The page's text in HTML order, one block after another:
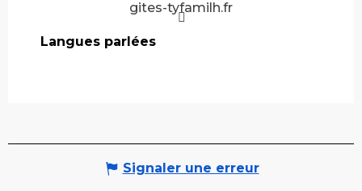
gites-tyfamilh.fr
Langues parlées
Langues parlées
Signaler une erreur